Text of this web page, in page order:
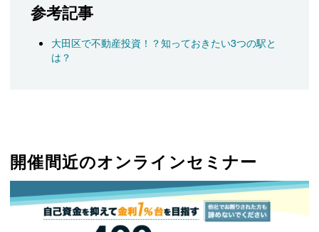
参考記事
大田区で不動産投資！？知っておきたい3つの駅と
は？
開催間近のオンラインセミナー